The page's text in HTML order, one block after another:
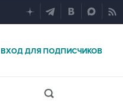
ВХОД ДЛЯ ПОДПИСЧИКОВ